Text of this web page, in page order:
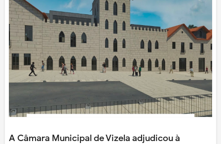
A Câmara Municipal de Vizela adjudicou à